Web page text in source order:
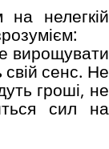
нелегкій
вирощувати
свій сенс. Не
гроші, не
сил на